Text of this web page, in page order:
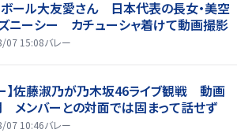
ール大友愛さん 日本代表の長女・美空
ズニーシー カチューシャ着けて動画撮影
07 15:08バレー
】佐藤淑乃が乃木坂46ライブ観戦 動画
メンバーとの対面では固まって話せず
07 10:46バレー